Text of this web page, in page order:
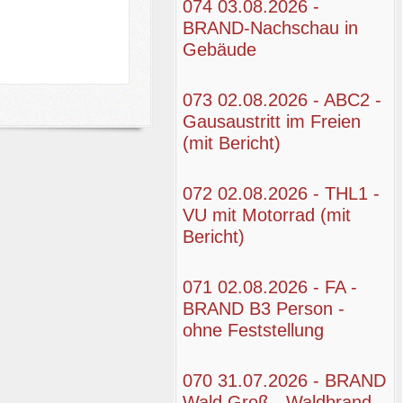
074 03.08.2026 -
BRAND-Nachschau in
Gebäude
073 02.08.2026 - ABC2 -
Gausaustritt im Freien
(mit Bericht)
072 02.08.2026 - THL1 -
VU mit Motorrad (mit
Bericht)
071 02.08.2026 - FA -
BRAND B3 Person -
ohne Feststellung
070 31.07.2026 - BRAND
Hütten (Einsatz für GW-L1 und MZF)